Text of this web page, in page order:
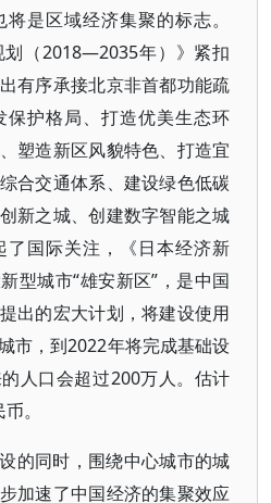
是区域经济集聚的标志。
划（2018—2035年）》紧扣
有序承接北京非首都功能疏
护格局、打造优美生态环
塑造新区风貌特色、打造宜
合交通体系、建设绿色低碳
新之城、创建数字智能之城
国际关注，《日本经济新
型城市“雄安新区”，是中国
出的宏大计划，将建设使用
市，到2022年将完成基础设
人口会超过200万人。估计
。
的同时，围绕中心城市的城
加速了中国经济的集聚效应